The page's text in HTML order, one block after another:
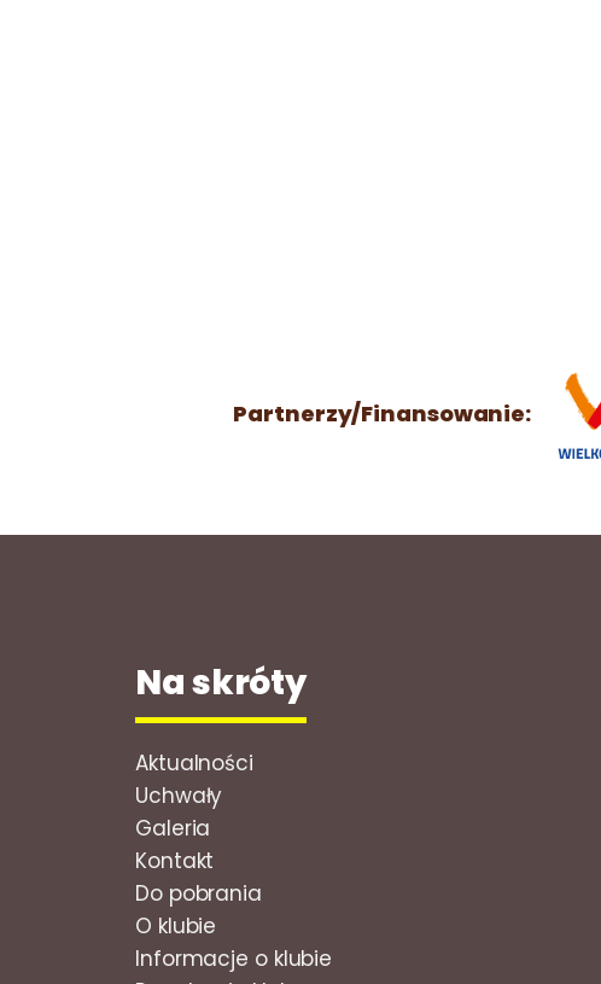
Partnerzy/Finansowanie:
Na skróty
Aktualności
Uchwały
Galeria
Kontakt
Do pobrania
O klubie
Informacje o klubie